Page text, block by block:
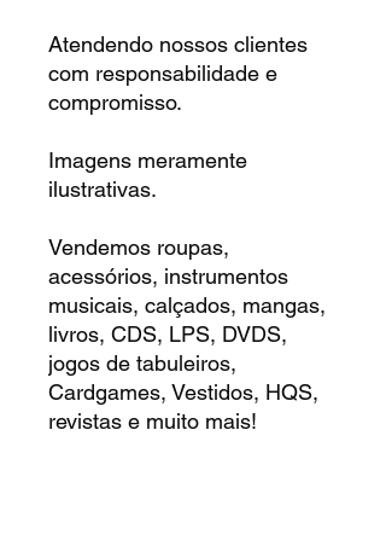
Atendendo nossos clientes
com responsabilidade e
compromisso.
Imagens meramente
ilustrativas.
Vendemos roupas,
acessórios, instrumentos
musicais, calçados, mangas,
livros, CDS, LPS, DVDS,
jogos de tabuleiros,
Cardgames, Vestidos, HQS,
revistas e muito mais!